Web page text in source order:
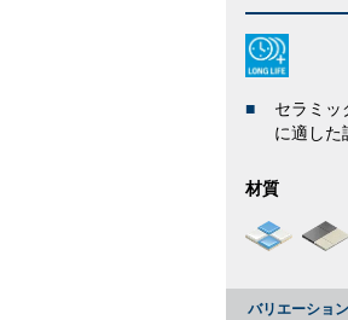
セラミッ
に適した
材質
バリエーショ